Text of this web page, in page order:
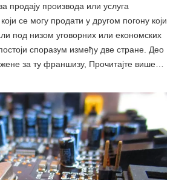
продају производа или услуга
се могу продати у другом погону који
под низом уговорних или економских
споразум између две стране. Део
за ту франшизу, Прочитајте више…